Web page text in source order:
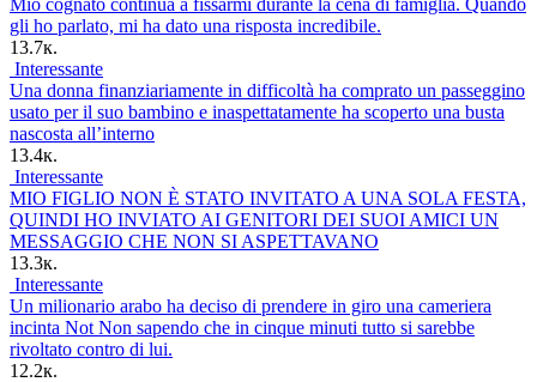
gli ho parlato, mi ha dato una risposta incredibile.
13.7к.
Interessante
Una donna finanziariamente in difficoltà ha comprato un passeggino
usato per il suo bambino e inaspettatamente ha scoperto una busta
nascosta all’interno
13.4к.
Interessante
MIO FIGLIO NON È STATO INVITATO A UNA SOLA FESTA,
QUINDI HO INVIATO AI GENITORI DEI SUOI AMICI UN
MESSAGGIO CHE NON SI ASPETTAVANO
13.3к.
Interessante
Un milionario arabo ha deciso di prendere in giro una cameriera
incinta Not Non sapendo che in cinque minuti tutto si sarebbe
rivoltato contro di lui.
12.2к.